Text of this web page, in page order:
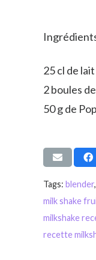
25 cl de lait
2 boules
50 g de
Tags: blender,
milk shake
milkshake
recette